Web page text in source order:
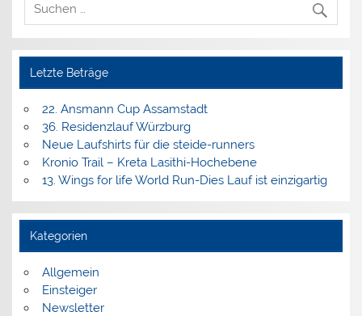
Letzte Beträge
22. Ansmann Cup Assamstadt
36. Residenzlauf Würzburg
Neue Laufshirts für die steide-runners
Kronio Trail – Kreta Lasithi-Hochebene
13. Wings for life World Run-Dies Lauf ist einzigartig
Kategorien
Allgemein
Einsteiger
Newsletter